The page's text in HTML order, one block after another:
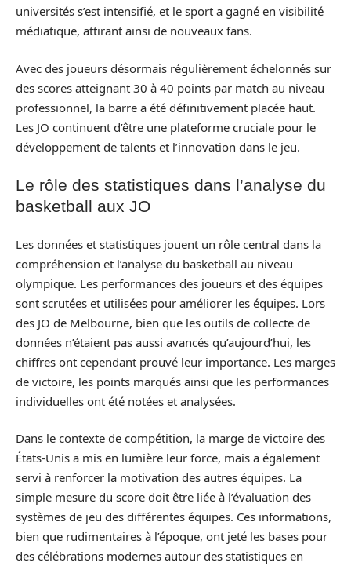
universités s’est intensifié, et le sport a gagné en visibilité
médiatique, attirant ainsi de nouveaux fans.
Avec des joueurs désormais régulièrement échelonnés sur
des scores atteignant 30 à 40 points par match au niveau
professionnel, la barre a été définitivement placée haut.
Les JO continuent d’être une plateforme cruciale pour le
développement de talents et l’innovation dans le jeu.
Le rôle des statistiques dans l’analyse du
basketball aux JO
Les données et statistiques jouent un rôle central dans la
compréhension et l’analyse du basketball au niveau
olympique. Les performances des joueurs et des équipes
sont scrutées et utilisées pour améliorer les équipes. Lors
des JO de Melbourne, bien que les outils de collecte de
données n’étaient pas aussi avancés qu’aujourd’hui, les
chiffres ont cependant prouvé leur importance. Les marges
de victoire, les points marqués ainsi que les performances
individuelles ont été notées et analysées.
Dans le contexte de compétition, la marge de victoire des
États-Unis a mis en lumière leur force, mais a également
servi à renforcer la motivation des autres équipes. La
simple mesure du score doit être liée à l’évaluation des
systèmes de jeu des différentes équipes. Ces informations,
bien que rudimentaires à l’époque, ont jeté les bases pour
des célébrations modernes autour des statistiques en